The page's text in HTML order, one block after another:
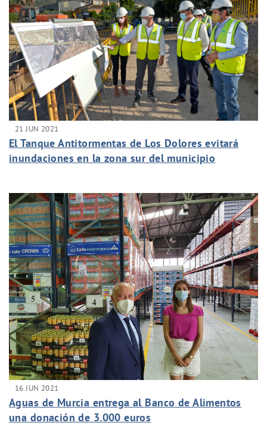
21 JUN 2021
El Tanque Antitormentas de Los Dolores evitará
inundaciones en la zona sur del municipio
16 JUN 2021
Aguas de Murcia entrega al Banco de Alimentos
una donación de 3.000 euros